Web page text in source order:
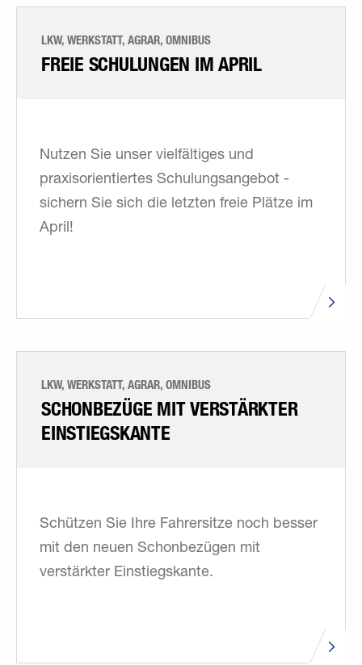
LKW, WERKSTATT, AGRAR, OMNIBUS
FREIE SCHULUNGEN IM APRIL
Nutzen Sie unser vielfältiges und
praxisorientiertes Schulungsangebot -
sichern Sie sich die letzten freie Plätze im
April!
LKW, WERKSTATT, AGRAR, OMNIBUS
SCHONBEZÜGE MIT VERSTÄRKTER
EINSTIEGSKANTE
Schützen Sie Ihre Fahrersitze noch besser
mit den neuen Schonbezügen mit
verstärkter Einstiegskante.